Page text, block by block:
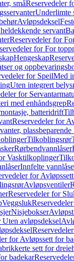
småReservedeler
Underlimte
Avløpsdeksel
servant
Reservedeler for
for For
Hengeskap
og
for SpeilMed
Uten integrert
for
med enhåndsgrep
batteridrift
Reservedeler for
plassbeparende
Tilkoblingsrør
Rørbendvannlåser
Vasktilkoplinger
Innfelte
for
Avløpsventiler
Reservedeler for
Veggsluk
Nisjebokser
avløpsdeksel
for Avløpssett for
sett for
badekar